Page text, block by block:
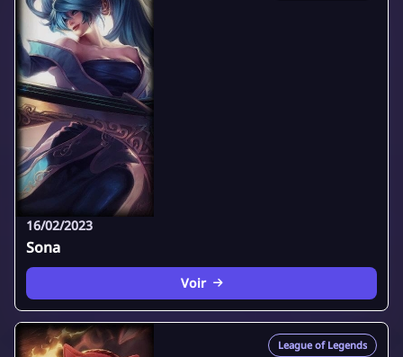
16/02/2023
Sona
Voir
League of Legends